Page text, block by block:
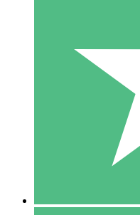
Packs de
Payez à l'utilisation avec
1